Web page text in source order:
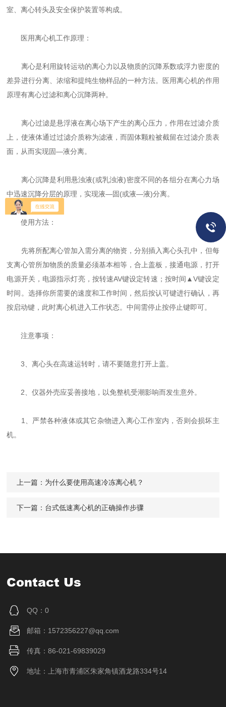
室、离心转头及安全保护装置等构成。
医用离心机工作原理：
离心是利用旋转运动的离心力以及物质的沉降系数或浮力密度的
差异进行分离、浓缩和提纯生物样品的一种方法。医用离心机的作用
原理有离心过滤和离心沉降两种。
离心过滤是悬浮液在离心场下产生的离心压力，作用在过滤介质
上，使液体通过过滤介质称为滤液，而固体颗粒被截留在过滤介质表
面，从而实现固—液分离。
离心沉降是利用悬浊液(或乳浊液)密度不同的各组分在离心力场
中迅速沉降分层的原理，实现液—固(或液—液)分离。
使用方法：
先将所配离心管加入需分离的物资，分别插入离心头孔中，但每
支离心管所加物质的质量必须基本相等，合上盖板，接通电源，打开
电源开关，电源指示灯亮，按转速AV键设定转速；按时间▲V键设定
时间。选择你所需要的速度和工作时间，然后按认可键进行确认，再
按启动键，此时离心机进入工作状态。中间需停止按停止键即可。
注意事项：
3、离心头在高速运转时，请不要随意打开上盖。
2、仪器外売应妥善接地，以免整机受潮影响而发生意外。
1、严禁各种液体或其它杂物进入离心工作室内，否则会损坏主
机。
上一篇： 为什么要使用高速冷冻离心机？
下一篇： 台式低速离心机的正确操作步骤
Contact Us
QQ：0
邮箱：1572356227@qq.com
传真：86-021-69839029
地址：上海市青浦区朱家角镇酒龙路334号14